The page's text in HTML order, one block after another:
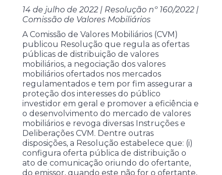
14 de julho de 2022 | Resolução nº 160/2022 |
Comissão de Valores Mobiliários
A Comissão de Valores Mobiliários (CVM)
publicou Resolução que regula as ofertas
públicas de distribuição de valores
mobiliários, a negociação dos valores
mobiliários ofertados nos mercados
regulamentados e tem por fim assegurar a
proteção dos interesses do público
investidor em geral e promover a eficiência e
o desenvolvimento do mercado de valores
mobiliários e revoga diversas Instruções e
Deliberações CVM. Dentre outras
disposições, a Resolução estabelece que: (i)
configura oferta pública de distribuição o
ato de comunicação oriundo do ofertante,
do emissor, quando este não for o ofertante,